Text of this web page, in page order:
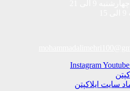
InstagramYoutube